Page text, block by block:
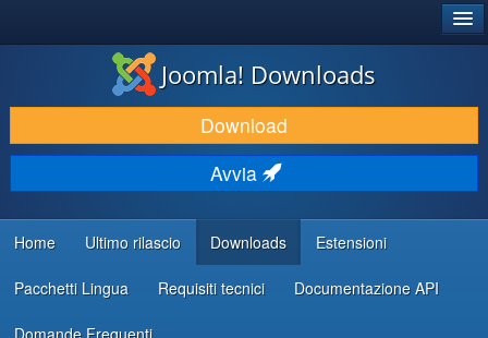
SCARICA & ESTENDI
SCOPRI & IMPARA
COMUNITÀ & SUPPORTO
RISORSE PER SVILUPPATORI
Joomla! Downloads
Download
Avvia
Home Ultimo rilascio Downloads Estensioni
Pacchetti Lingua Requisiti tecnici Documentazione API
Domande Frequenti